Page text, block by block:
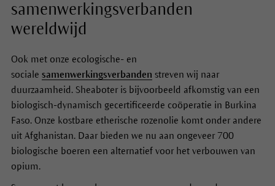
samenwerkingsverbanden
wereldwijd
Ook met onze ecologische- en
sociale samenwerkingsverbanden streven wij naar
duurzaamheid. Sheaboter is bijvoorbeeld afkomstig van een
biologisch-dynamisch gecertificeerde coöperatie in Burkina
Faso. Onze kostbare etherische rozenolie komt onder andere
uit Afghanistan. Daar bieden we nu aan ongeveer 700
biologische boeren een alternatief voor het verbouwen van
opium.